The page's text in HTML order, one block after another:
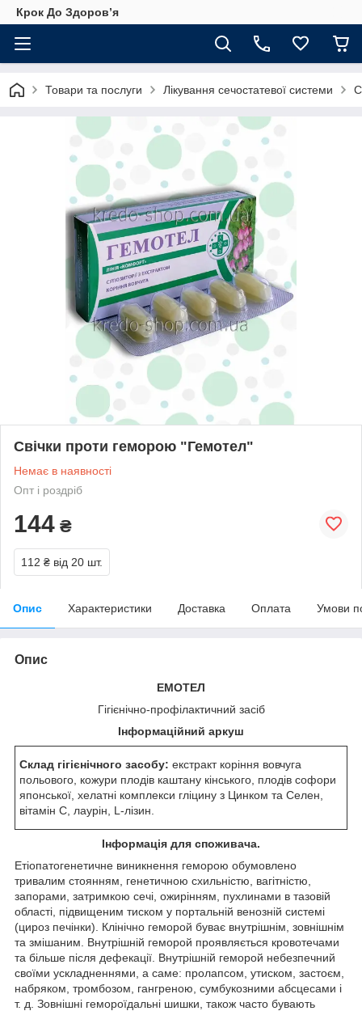
Крок До Здоровʼя
Товари та послуги Лікування сечостатевої системи
Свічки проти геморою "Гемотел"
Немає в наявності
Опт і роздріб
144 ₴
112 ₴ від 20 шт.
Опис Характеристики Доставка Оплата Умови
Опис
ЕМОТЕЛ
Гігієнічно-профілактичний засіб
Інформаційний аркуш
Склад гігієнічного засобу: екстракт коріння вовчуга
польового, кожури плодів каштану кінського, плодів софори
японської, хелатні комплекси гліцину з Цинком та Селен,
вітамін С, лаурін, L-лізин.
Інформація для споживача.
Етіопатогенетичне виникнення геморою обумовлено
тривалим стоянням, генетичною схильністю, вагітністю,
запорами, затримкою сечі, ожирінням, пухлинами в тазовій
області, підвищеним тиском у портальній венозній системі
(цироз печінки). Клінічно геморой буває внутрішнім, зовнішнім
та змішаним. Внутрішній геморой проявляється кровотечами
та більше після дефекації. Внутрішній геморой небезпечний
своїми ускладненнями, а саме: пролапсом, утиском, застоєм,
набряком, тромбозом, гангреною, сумбукозними абсцесами і
т. д. Зовнішні гемороїдальні шишки, також часто бувають